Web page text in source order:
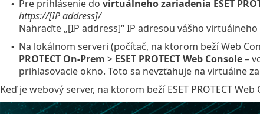
• Pre prihlásenie do virtuálneho zariadenia ESET
https://[IP address]/
Nahraďte „[IP address]“ IP adresou vášho virtuálneho
• Na lokálnom serveri (počítač, na ktorom beží Web
PROTECT On-Prem > ESET PROTECT Web Console–
prihlasovacie okno. Toto sa nevzťahuje na virtuálne
Keď je webový server, na ktorom beží ESET PROTECT